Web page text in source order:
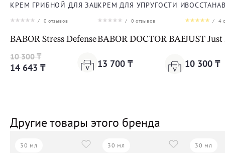
КРЕМ ГРИБНОЙ ДЛЯ ЗАЩИТЫ ОТ СТРЕССА ДЛЯ ЛИЦА
/ 0 отзывов
BABOR Stress Defense Mushroom Cream
10 300 ₸
14 643 ₸
КРЕМ ДЛЯ УПРУГОСТИ И
/ 0 отзывов
BABOR DOCTOR BABOR
13 700 ₸
/ 4
JUST
10 300 ₸
Другие товары этого бренда
30 мл 30 мл 30 мл